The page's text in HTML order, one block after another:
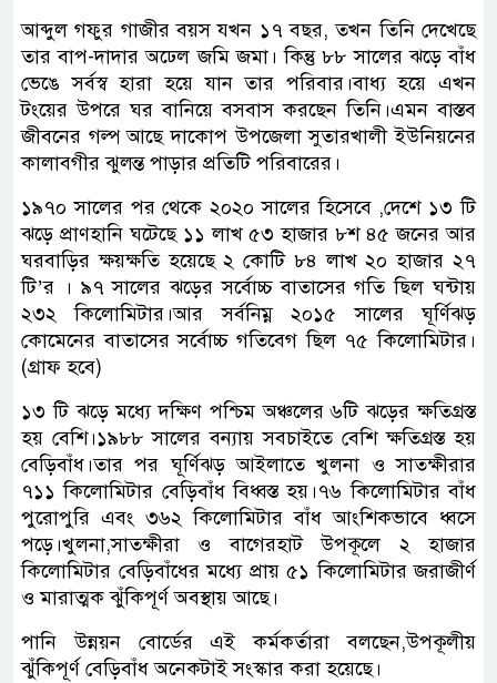
আব্দুল গফুর গাজীর বয়স যখন ১৭ বছর, তখন তিনি দেখেছে
তার বাপ-দাদার অঢেল জমি জমা। কিন্তু ৮৮ সালের ঝড়ে বাঁধ
ভেঙে সর্বস্ব হারা হয়ে যান তার পরিবার।বাধ্য হয়ে এখন
টংয়ের উপরে ঘর বানিয়ে বসবাস করছেন তিনি।এমন বাস্তব
জীবনের গল্প আছে দাকোপ উপজেলা সুতারখালী ইউনিয়নের
কালাবগীর ঝুলন্ত পাড়ার প্রতিটি পরিবারের।
১৯৭০ সালের পর থেকে ২০২০ সালের হিসেবে ,দেশে ১৩ টি
ঝড়ে প্রাণহানি ঘটেছে ১১ লাখ ৫৩ হাজার ৮শ ৪৫ জনের আর
ঘরবাড়ির ক্ষয়ক্ষতি হয়েছে ২ কোটি ৮৪ লাখ ২০ হাজার ২৭
টি’র । ৯৭ সালের ঝড়ের সর্বোচ্চ বাতাসের গতি ছিল ঘন্টায়
২৩২ কিলোমিটার।আর সর্বনিম্ন ২০১৫ সালের ঘূর্ণিঝড়
কোমেনের বাতাসের সর্বোচ্চ গতিবেগ ছিল ৭৫ কিলোমিটার।
(গ্রাফ হবে)
১৩ টি ঝড়ে মধ্যে দক্ষিণ পশ্চিম অঞ্চলের ৬টি ঝড়ের ক্ষতিগ্রস্ত
হয় বেশি।১৯৮৮ সালের বন্যায় সবচাইতে বেশি ক্ষতিগ্রস্ত হয়
বেড়িবাঁধ।তার পর ঘূর্ণিঝড় আইলাতে খুলনা ও সাতক্ষীরার
৭১১ কিলোমিটার বেড়িবাঁধ বিধ্বস্ত হয়।৭৬ কিলোমিটার বাঁধ
পুরোপুরি এবং ৩৬২ কিলোমিটার বাঁধ আংশিকভাবে ধ্বসে
পড়ে।খুলনা,সাতক্ষীরা ও বাগেরহাট উপকূলে ২ হাজার
কিলোমিটার বেড়িবাঁধের মধ্যে প্রায় ৫১ কিলোমিটার জরাজীর্ণ
ও মারাত্মক ঝুঁকিপূর্ণ অবস্থায় আছে।
পানি উন্নয়ন বোর্ডের এই কর্মকর্তারা বলছেন,উপকূলীয়
ঝুঁকিপূর্ণ বেড়িবাঁধ অনেকটাই সংস্কার করা হয়েছে।